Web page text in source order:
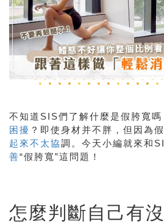
不知道 SIS們了解什麼是假胯寬
困擾 ？即使身材并不胖，但因為
起來不太協調。今天小編就來和
善“假胯寬”這問題！
怎麼判斷自己有